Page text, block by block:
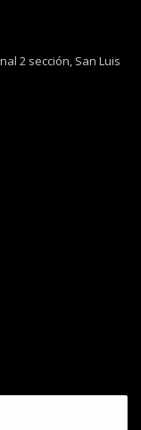
2 sección, San Luis